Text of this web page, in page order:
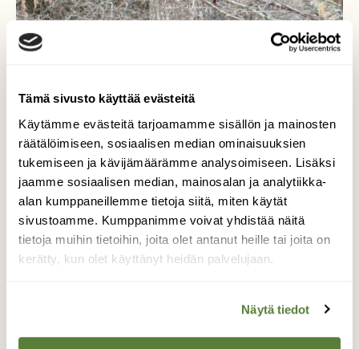
Tämä sivusto käyttää evästeitä
Käytämme evästeitä tarjoamamme sisällön ja mainosten
räätälöimiseen, sosiaalisen median ominaisuuksien
tukemiseen ja kävijämäärämme analysoimiseen. Lisäksi
jaamme sosiaalisen median, mainosalan ja analytiikka-
alan kumppaneillemme tietoja siitä, miten käytät
sivustoamme. Kumppanimme voivat yhdistää näitä
tietoja muihin tietoihin, joita olet antanut heille tai joita on
kerätty, kun olet käyttänyt heidän palvelujaan.
Näytä tiedot
Käpytikka
Käpytikka erottuu värikkyytensä takia hyvin
vielä harmaassa ympäristössä
syöksähdellessään puusta puuhun.
Valokuvaaja: Risto Kangassalo, Kivipuisto, Raisio
7.4.2021